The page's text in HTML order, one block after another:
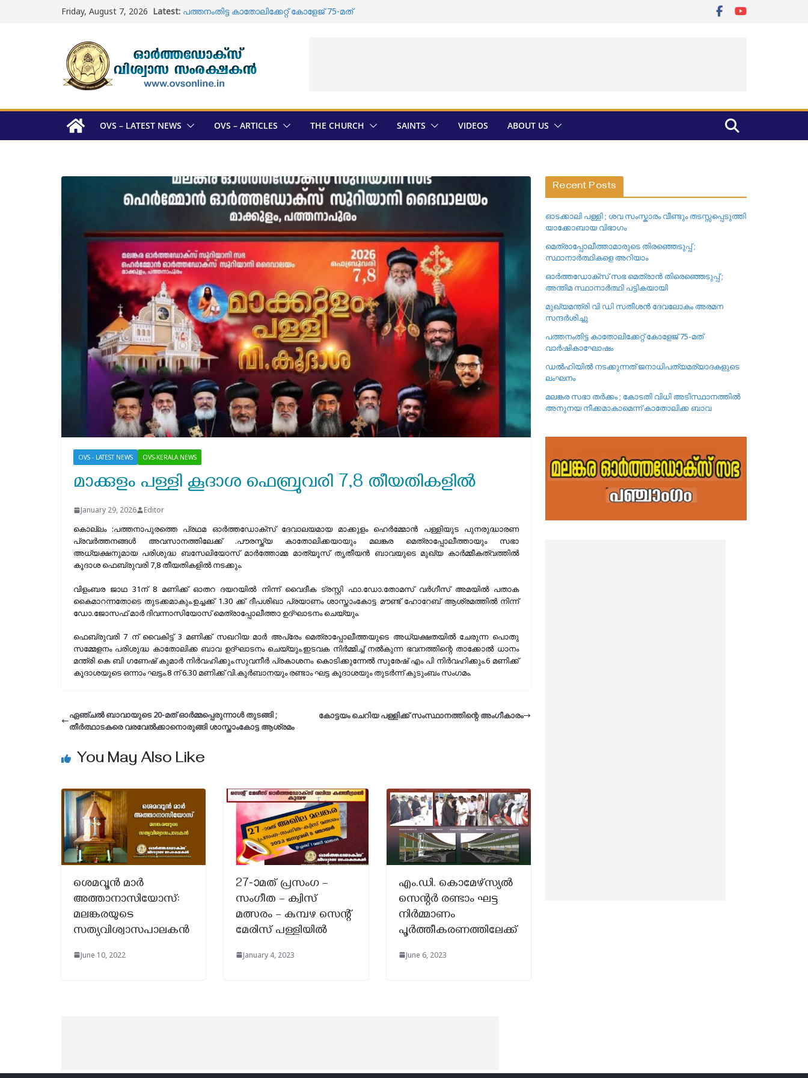
Friday, August 7, 2026 Latest: പത്തനംതിട്ട കാതോലിക്കേറ്റ്‌ കോളേജ്‌ 75-മത്
യാക്കോബായ വിഭാഗം
മെത്രാപ്പോലീത്താമാരുടെ തിരഞ്ഞെടുപ്പ് ; സ്ഥാനാർത്ഥികളെ
അറിയാം
ഓർത്തഡോക്സ് സഭ മെത്രാൻ തിരെഞ്ഞെടുപ്പ് ; അന്തിമ
മുഖ്യമന്ത്രി വി ഡി സതീശൻ ദേവലോകം അരമന
OVS – LATEST NEWS OVS – ARTICLES THE CHURCH SAINTS VIDEOS ABOUT US
OVS - LATEST NEWS OVS-KERALA NEWS
മാക്കുളം പള്ളി കൂദാശ ഫെബ്രുവരി 7,8 തീയതികളിൽ
January 29, 2026 Editor
കൊല്ലം :പത്തനാപുരത്തെ പ്രഥമ ഓർത്തഡോക്സ് ദേവാലയമായ മാക്കുളം ഹെർമ്മോൻ പള്ളിയുട പുനരുദ്ധാരണ
പ്രവർത്തനങ്ങൾ അവസാനത്തിലേക്ക് .പൗരസ്ത്യ കാതോലിക്കയായും മലങ്കര മെത്രാപ്പോലീത്തായും സഭാ
അധ്യക്ഷനുമായ പരിശുദ്ധ ബസേലിയോസ് മാർത്തോമ്മ മാത്യൂസ് തൃതീയൻ ബാവയുടെ മുഖ്യ കാർമ്മീകത്വത്തിൽ
കൂദാശ ഫെബ്രുവരി 7,8 തീയതികളിൽ നടക്കും.
വിളംബര ജാഥ 31ന് 8 മണിക്ക് ഓതറ ദയറയിൽ നിന്ന് വൈദീക ട്രസ്റ്റി ഫാ.ഡോ.തോമസ് വർഗീസ് അമയിൽ പതാക
കൈമാറന്നതോടെ തുടക്കമാകും.ഉച്ചക്ക് 1.30 ക്ക് ദീപശിഖാ പ്രയാണം ശാസ്താംകോട്ട മൗണ്ട് ഹോറേബ് ആശ്രമത്തിൽ നിന്ന്
ഡോ.ജോസഫ് മാർ ദിവന്നാസിയോസ് മെത്രാപ്പോലീത്താ ഉദ്ഘാടനം ചെയ്യും.
ഫെബ്രുവരി 7 ന് വൈകിട്ട് 3 മണിക്ക് സഖറിയ മാർ അപ്രേം മെത്രാപ്പോലീത്തയുടെ അധ്യക്ഷതയിൽ ചേരുന്ന പൊതു
സമ്മേളനം പരിശുദ്ധ കാതോലിക്ക ബാവ ഉദ്ഘാടനം ചെയ്യും.ഇടവക നിർമ്മിച്ച് നൽകുന്ന ഭവനത്തിന്റെ താക്കോൽ ധാനം
മന്ത്രി കെ ബി ഗണേഷ് കുമാർ നിർവഹിക്കും.സുവനീർ പ്രകാശനം കൊടിക്കുന്നേൽ സുരേഷ് എം പി നിർവഹിക്കും.6 മണിക്ക്
കൂദാശയുടെ ഒന്നാം ഘട്ടം.8 ന് 6.30 മണിക്ക് വി.കുർബാനയും രണ്ടാം ഘട്ട കൂദാശയും തുടർന്ന് കുടുംബം സംഗമം.
ഏഞ്ചൽ ബാവായുടെ 20-മത് ഓർമ്മപ്പെരുന്നാൾ തുടങ്ങി ;
തീർത്ഥാടകരെ വരവേൽക്കാനൊരുങ്ങി ശാസ്താംകോട്ട ആശ്രമം
കോട്ടയം ചെറിയ പള്ളിക്ക് സംസ്ഥാനത്തിന്റെ അംഗീകാരം
You May Also Like
ശെമവൂൻ മാർ
അത്താനാസിയോസ്:
മലങ്കരയുടെ
സത്യവിശ്വാസപാലകൻ
June 10, 2022
27-ാമത് പ്രസംഗ –
സംഗീത – ക്വിസ്
മത്സരം – കുമ്പഴ സെന്റ്
മേരിസ് പള്ളിയിൽ
January 4, 2023
എം.ഡി. കൊമേഴ്സ്യൽ
സെന്റർ രണ്ടാം ഘട്ട
നിർമ്മാണം
പൂർത്തീകരണത്തിലേക്ക്
June 6, 2023
Recent Posts
ഓടക്കാലി പള്ളി ; ശവ സംസ്കാരം വീണ്ടും തടസ്സപ്പെടുത്തി
യാക്കോബായ വിഭാഗം
മെത്രാപ്പോലീത്താമാരുടെ തിരഞ്ഞെടുപ്പ് ;
സ്ഥാനാർത്ഥികളെ അറിയാം
ഓർത്തഡോക്സ് സഭ മെത്രാൻ തിരെഞ്ഞെടുപ്പ് ;
അന്തിമ സ്ഥാനാർത്ഥി പട്ടികയായി
മുഖ്യമന്ത്രി വി ഡി സതീശൻ ദേവലോകം അരമന
സന്ദർശിച്ചു
പത്തനംതിട്ട കാതോലിക്കേറ്റ്‌ കോളേജ്‌ 75-മത്
വാർഷികാഘോഷം
ഡൽഹിയിൽ നടക്കുന്നത് ജനാധിപത്യമര്യാദകളുടെ
ലംഘനം
മലങ്കര സഭാ തർക്കം ; കോടതി വിധി അടിസ്ഥാനത്തിൽ
അനുനയ നീക്കമാകാമെന്ന് കാതോലിക്ക ബാവ